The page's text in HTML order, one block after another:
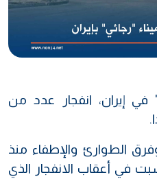
إيران، انفجار عدد من
الطوارئ والإطفاء منذ
في أعقاب الانفجار الذي